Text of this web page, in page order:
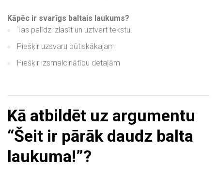
Kāpēc ir svarīgs baltais laukums?
Tas palīdz izlasīt un uztvert tekstu.
Piešķir uzsvaru būtiskākajam
Piešķir izsmalcinātību detaļām
Kā atbildēt uz argumentu
“Šeit ir pārāk daudz balta
laukuma!”?